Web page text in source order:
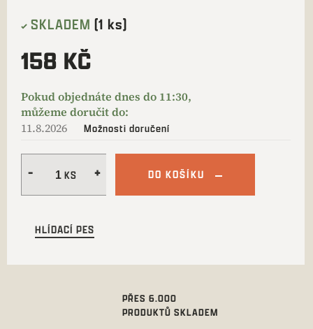
SKLADEM (1 ks)
158 KČ
11.8.2026 Možnosti doručení
DO KOŠÍKU
HLÍDACÍ PES
PŘES 6.000
PRODUKTŮ SKLADEM